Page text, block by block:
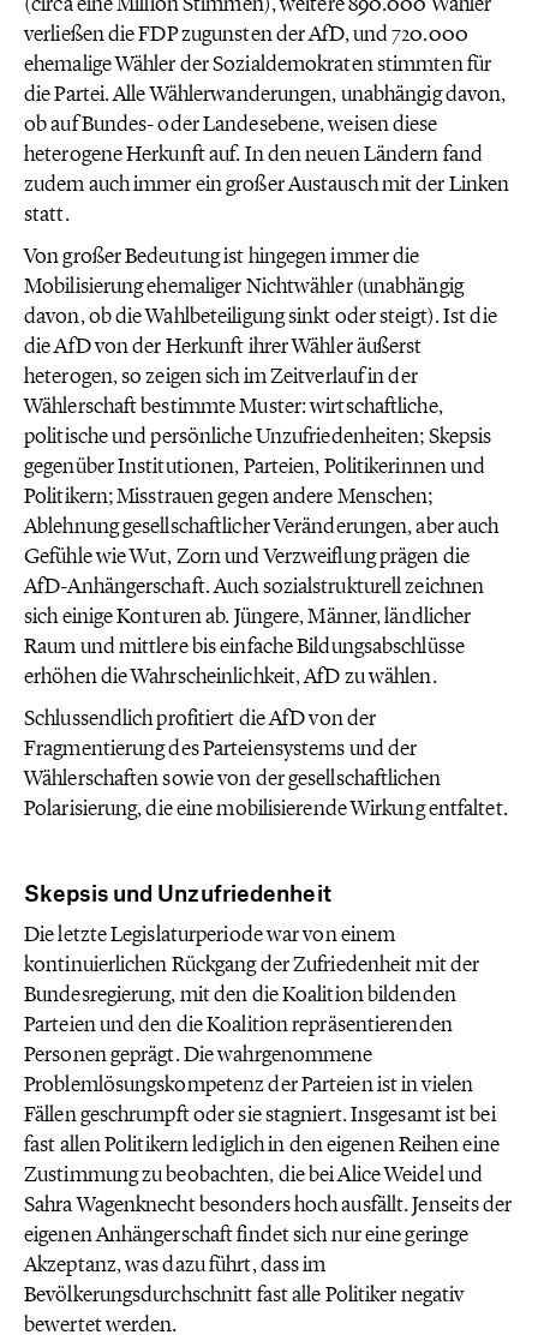
verließen die FDP zugunsten der AfD, und 720.000
ehemalige Wähler der Sozialdemokraten stimmten für
die Partei. Alle Wählerwanderungen, unabhängig davon,
ob auf Bundes- oder Landesebene, weisen diese
heterogene Herkunft auf. In den neuen Ländern fand
zudem auch immer ein großer Austausch mit der Linken
statt.
Von großer Bedeutung ist hingegen immer die
Mobilisierung ehemaliger Nichtwähler (unabhängig
davon, ob die Wahlbeteiligung sinkt oder steigt). Ist die
die AfD von der Herkunft ihrer Wähler äußerst
heterogen, so zeigen sich im Zeitverlauf in der
Wählerschaft bestimmte Muster: wirtschaftliche,
politische und persönliche Unzufriedenheiten; Skepsis
gegenüber Institutionen, Parteien, Politikerinnen und
Politikern; Misstrauen gegen andere Menschen;
Ablehnung gesellschaftlicher Veränderungen, aber auch
Gefühle wie Wut, Zorn und Verzweiflung prägen die
AfD-Anhängerschaft. Auch sozialstrukturell zeichnen
sich einige Konturen ab. Jüngere, Männer, ländlicher
Raum und mittlere bis einfache Bildungsabschlüsse
erhöhen die Wahrscheinlichkeit, AfD zu wählen.
Schlussendlich profitiert die AfD von der
Fragmentierung des Parteiensystems und der
Wählerschaften sowie von der gesellschaftlichen
Polarisierung, die eine mobilisierende Wirkung entfaltet.
Skepsis und Unzufriedenheit
Die letzte Legislaturperiode war von einem
kontinuierlichen Rückgang der Zufriedenheit mit der
Bundesregierung, mit den die Koalition bildenden
Parteien und den die Koalition repräsentierenden
Personen geprägt. Die wahrgenommene
Problemlösungskompetenz der Parteien ist in vielen
Fällen geschrumpft oder sie stagniert. Insgesamt ist bei
fast allen Politikern lediglich in den eigenen Reihen eine
Zustimmung zu beobachten, die bei Alice Weidel und
Sahra Wagenknecht besonders hoch ausfällt. Jenseits der
eigenen Anhängerschaft findet sich nur eine geringe
Akzeptanz, was dazu führt, dass im
Bevölkerungsdurchschnitt fast alle Politiker negativ
bewertet werden.